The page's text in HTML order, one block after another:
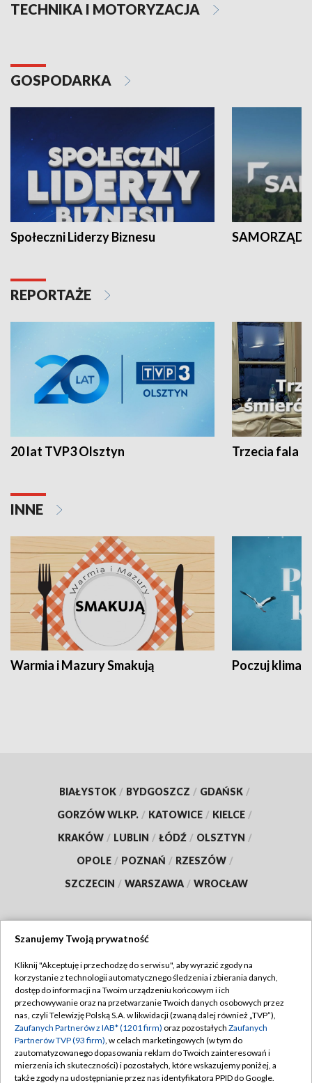
TECHNIKA I MOTORYZACJA
GOSPODARKA
Społeczni Liderzy Biznesu SAMORZĄD
REPORTAŻE
20 lat TVP3 Olsztyn Trzecia fala -
INNE
Warmia i Mazury Smakują Poczuj klimat
BIAŁYSTOK / BYDGOSZCZ / GDAŃSK /
GORZÓW WLKP. / KATOWICE / KIELCE /
KRAKÓW / LUBLIN / ŁÓDŹ / OLSZTYN /
OPOLE / POZNAŃ / RZESZÓW /
SZCZECIN / WARSZAWA / WROCŁAW
TVP
Abonament TVP
Emisja w TVP
Centrum informacji TVP
Naziemna Telewizja Cyfrowa
Regulamin TVP
Polityka prywatności
Moje zgody
Pomoc
Szanujemy Twoją prywatność
Kliknij "Akceptuję i przechodzę do serwisu", aby wyrazić zgody na
korzystanie z technologii automatycznego śledzenia i zbierania danych,
dostęp do informacji na Twoim urządzeniu końcowym i ich
przechowywanie oraz na przetwarzanie Twoich danych osobowych przez
nas, czyli Telewizję Polską S.A. w likwidacji (zwaną dalej również „TVP”),
Zaufanych Partnerów z IAB* (1201 firm) oraz pozostałych Zaufanych
Partnerów TVP (93 firm), w celach marketingowych (w tym do
zautomatyzowanego dopasowania reklam do Twoich zainteresowań i
mierzenia ich skuteczności) i pozostałych, które wskazujemy poniżej, a
także zgody na udostępnianie przez nas identyfikatora PPID do Google.